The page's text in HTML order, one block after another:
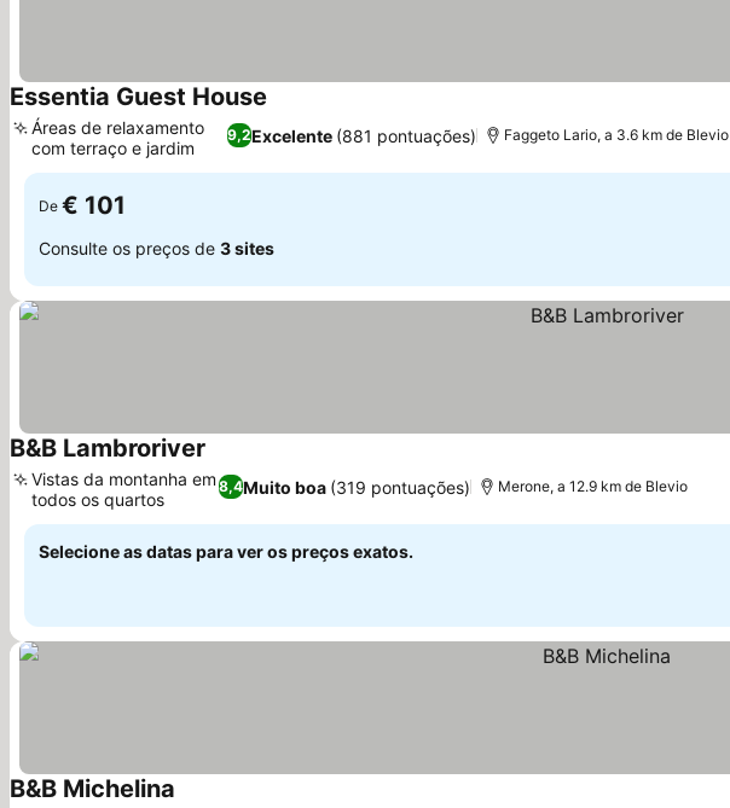
Essentia Guest House
9,2Excelente (881 pontuações)
Áreas de relaxamento
com terraço e jardim
Faggeto Lario, a 3.6 km de Blevio
De € 101
Consulte os preços de 3 sites
B&B Lambroriver
8,4Muito boa (319 pontuações)
Vistas da montanha em
todos os quartos
Merone, a 12.9 km de Blevio
Selecione as datas para ver os preços exatos.
B&B Michelina